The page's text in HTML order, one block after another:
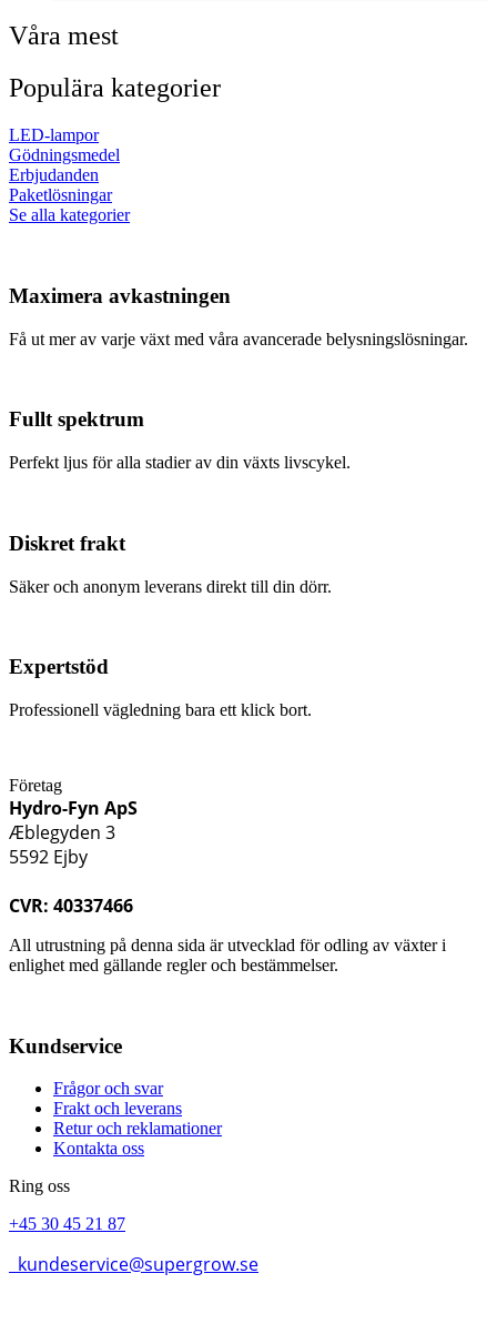
Våra mest
Populära kategorier
LED-lampor
Gödningsmedel
Erbjudanden
Paketlösningar
Se alla kategorier
Maximera avkastningen
Få ut mer av varje växt med våra avancerade belysningslösningar.
Fullt spektrum
Perfekt ljus för alla stadier av din växts livscykel.
Diskret frakt
Säker och anonym leverans direkt till din dörr.
Expertstöd
Professionell vägledning bara ett klick bort.
Företag
Hydro-Fyn ApS
Æblegyden 3
5592 Ejby
CVR: 40337466
All utrustning på denna sida är utvecklad för odling av växter i
enlighet med gällande regler och bestämmelser.
Kundservice
Frågor och svar
Frakt och leverans
Retur och reklamationer
Kontakta oss
Ring oss
+45 30 45 21 87
kundeservice@supergrow.se